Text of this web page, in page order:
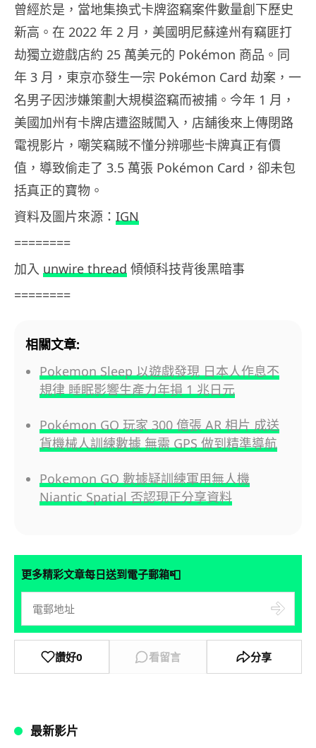
曾經於是，當地集換式卡牌盜竊案件數量創下歷史
新高。在 2022 年 2 月，美國明尼蘇達州有竊匪打
劫獨立遊戲店約 25 萬美元的 Pokémon 商品。同
年 3 月，東京亦發生一宗 Pokémon Card 劫案，一
名男子因涉嫌策劃大規模盜竊而被捕。今年 1 月，
美國加州有卡牌店遭盜賊闖入，店舖後來上傳閉路
電視影片，嘲笑竊賊不懂分辨哪些卡牌真正有價
值，導致偷走了 3.5 萬張 Pokémon Card，卻未包
括真正的寶物。
資料及圖片來源： IGN
========
加入 unwire thread 傾傾科技背後黑暗事
========
相關文章:
Pokemon Sleep 以遊戲發現 日本人作息不
規律 睡眠影響生產力年損 1 兆日元
Pokémon GO 玩家 300 億張 AR 相片 成送
貨機械人訓練數據 無需 GPS 做到精準導航
Pokemon GO 數據疑訓練軍用無人機
Niantic Spatial 否認現正分享資料
更多精彩文章每日送到電子郵箱📮
讚好0 看留言 分享
最新影片